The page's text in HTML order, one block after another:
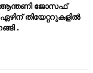
ആന്തണി ജോസഫ്
തിയേറ്ററുകളിൽ
.